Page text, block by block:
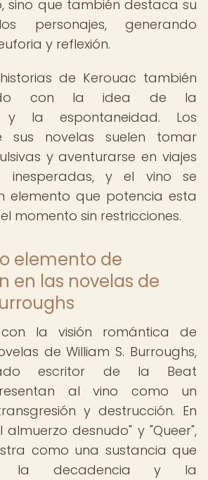
sino que también destaca su
personajes, generando
y reflexión.
de Kerouac también
con la idea de la
y la espontaneidad. Los
sus novelas suelen tomar
y aventurarse en viajes
inesperadas, y el vino se
elemento que potencia esta
momento sin restricciones.
elemento de
en las novelas de
la visión romántica de
de William S. Burroughs,
escritor de la Beat
al vino como un
y destrucción. En
desnudo" y "Queer",
como una sustancia que
la decadencia y la